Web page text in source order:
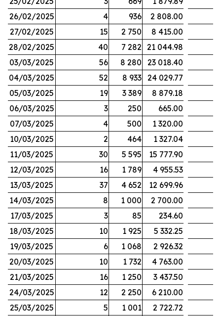
26/02/2025
4 936
2 808.00
27/02/2025
15 2 750
8 415.00
28/02/2025
40 7 282 21 044.98
03/03/2025
56 8 280
23 018.40
04/03/2025
52 8 933 24 029.77
05/03/2025
19 3 389
8 879.18
06/03/2025
3 250
665.00
07/03/2025
4 500
1 320.00
10/03/2025
2 464
1 327.04
11/03/2025
30 5 595
15 777.90
12/03/2025
16 1 789
4 955.53
13/03/2025
37 4 652
12 699.96
14/03/2025
8 1 000
2 700.00
17/03/2025
3 85
234.60
18/03/2025
10 1 925
5 332.25
19/03/2025
6 1 068
2 926.32
20/03/2025
10 1 732
4 763.00
21/03/2025
16 1 250
3 437.50
24/03/2025
12 2 250
6 210.00
25/03/2025
5 1 001
2 722.72